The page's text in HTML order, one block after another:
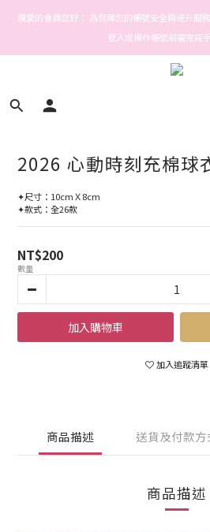
Welcome! Stars
親愛的會員您好： 為保障您的帳號安全與提升服
登入或操作帳號前需完成
2026 心動時刻充棉球
✦尺寸：10cmＸ8cm
✦款式：全26款
NT$200
數量
加入購物車
加入追蹤清單
商品描述 送貨及付款方
商品描述